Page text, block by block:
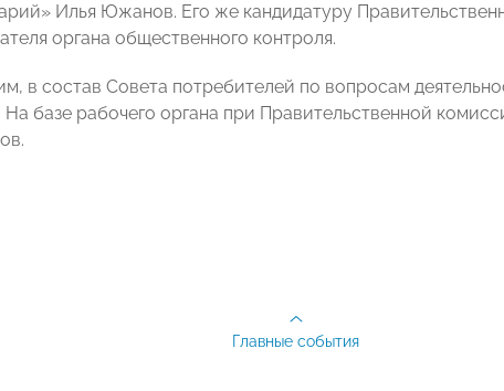
Илья Южанов. Его же кандидатуру
органа общественного контроля.
в состав Совета потребителей по вопросам
На базе рабочего органа при Правительственной
Главные события